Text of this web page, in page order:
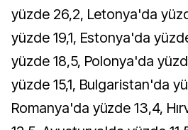
yüzde 26,2, Letonya'da
yüzde 19,1, Estonya'da
yüzde 18,5, Polonya'da
yüzde 15,1, Bulgaristan'da
Romanya'da yüzde 13,4,